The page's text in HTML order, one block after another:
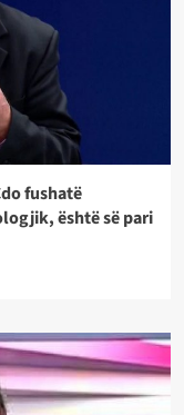
fushatë
është së pari